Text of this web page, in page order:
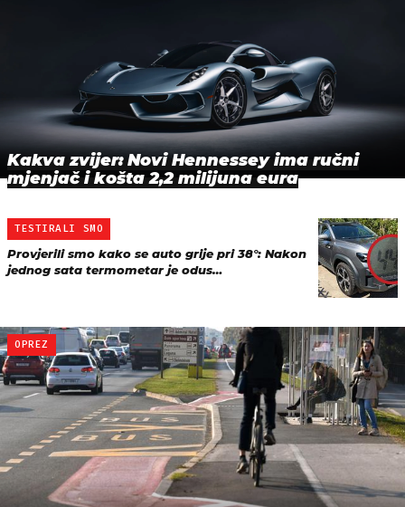
Kakva zvijer: Novi Hennessey ima ručni
mjenjač i košta 2,2 milijuna eura
TESTIRALI SMO
Provjerili smo kako se auto grije pri 38°: Nakon
jednog sata termometar je odus…
OPREZ